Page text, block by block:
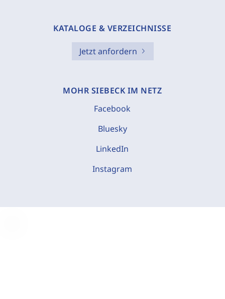
KATALOGE & VERZEICHNISSE
Jetzt anfordern
MOHR SIEBECK IM NETZ
Facebook
Bluesky
LinkedIn
Instagram